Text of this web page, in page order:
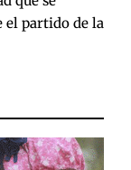
el partido de la